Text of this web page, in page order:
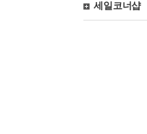
세일코너샵